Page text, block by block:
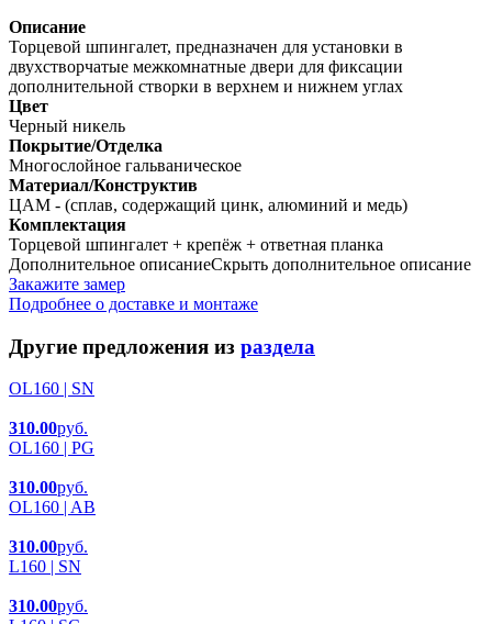
Описание
Торцевой шпингалет, предназначен для установки в
двухстворчатые межкомнатные двери для фиксации
дополнительной створки в верхнем и нижнем углах
Цвет
Черный никель
Покрытие/Отделка
Многослойное гальваническое
Материал/Конструктив
ЦАМ - (сплав, содержащий цинк, алюминий и медь)
Комплектация
Торцевой шпингалет + крепёж + ответная планка
Дополнительное описаниеСкрыть дополнительное описание
Закажите замер
Подробнее о доставке и монтаже
Другие предложения из раздела
OL160 | SN
310.00руб.
OL160 | PG
310.00руб.
OL160 | AB
310.00руб.
L160 | SN
310.00руб.